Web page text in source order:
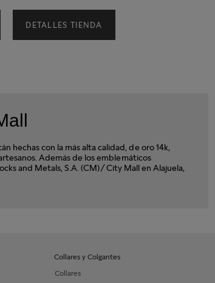
DETALLES TIENDA
hechas con la más alta calidad, de oro 14k,
Además de los emblemáticos
and Metals, S.A. (CM)/ City Mall en Alajuela,
Collares y Colgantes
Collares